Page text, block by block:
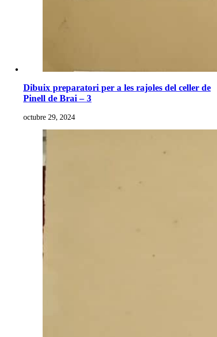
Dibuix preparatori per a les rajoles del celler de
Pinell de Brai – 3
octubre 29, 2024